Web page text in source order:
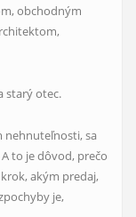
obchodným
starý otec.
nehnuteľnosti, sa
to je dôvod, prečo
akým predaj,
je,